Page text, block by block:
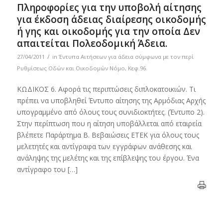
Πληροφορίες για την υποβολή αίτησης
για έκδοση άδειας διαίρεσης οικοδομής
ή γης και οικοδομής για την οποία Δεν
απαιτείται Πολεοδομική Άδεια.
27/04/2011 / in Έντυπα Αιτήσεων για άδεια σύμφωνα με τον περί
Ρυθμίσεως Οδών και Οικοδομών Νόμο, Κεφ.96.
ΚΩΔΙΚΟΣ 6. Αφορά τις περιπτώσεις διπλοκατοικιών. Τι
πρέπει να υποβληθεί Έντυπο αίτησης της Αρμόδιας Αρχής
υπογραμμένο από όλους τους συνιδιοκτήτες. (Έντυπο 2).
Στην περίπτωση που η αίτηση υποβάλλεται από εταιρεία
βλέπετε Παράρτημα B. Βεβαιώσεις ΕΤΕΚ για όλους τους
μελετητές και αντίγραφα των εγγράφων ανάθεσης και
ανάληψης της μελέτης και της επίβλεψης του έργου. Ένα
αντίγραφο του […]